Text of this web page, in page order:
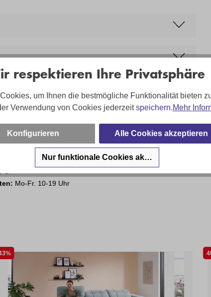
- und Ihr Team sind für Sie da!
35826 220
Mo-Fr. 10-19 Uhr
respektieren Ihre Privatsphäre
um Ihnen die bestmögliche Funktionalität bieten
Verwendung von Cookies jederzeitspeichern.Mehr
Konfigurieren Alle Cookies akzeptieren
Nur funktionale Cookies akzeptieren